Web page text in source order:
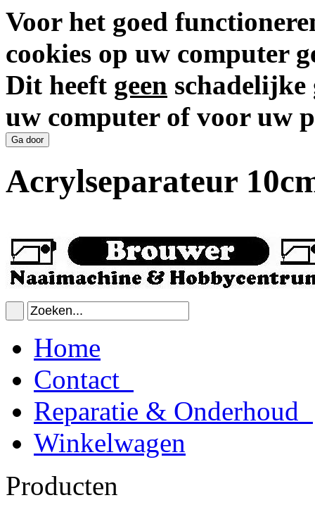
Voor het goed
cookies op uw computer
Dit heeft geen schadelijke
uw computer of voor uw
Acrylseparateur
Home
Contact
Reparatie & Onderhoud
Winkelwagen
Producten